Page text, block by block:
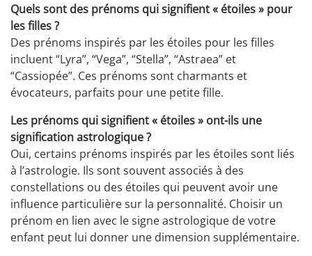
Quels sont des prénoms qui signifient « étoiles » pour
les filles ?
Des prénoms inspirés par les étoiles pour les filles
incluent “Lyra”, “Vega”, “Stella”, “Astraea” et
“Cassiopée”. Ces prénoms sont charmants et
évocateurs, parfaits pour une petite fille.
Les prénoms qui signifient « étoiles » ont-ils une
signification astrologique ?
Oui, certains prénoms inspirés par les étoiles sont liés
à l’astrologie. Ils sont souvent associés à des
constellations ou des étoiles qui peuvent avoir une
influence particulière sur la personnalité. Choisir un
prénom en lien avec le signe astrologique de votre
enfant peut lui donner une dimension supplémentaire.